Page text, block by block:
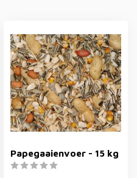
Papegaaienvoer - 15 kg